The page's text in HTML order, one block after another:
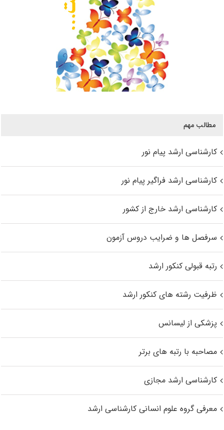
مطالب مهم
کارشناسی ارشد پیام نور
کارشناسی ارشد فراگیر پیام نور
کارشناسی ارشد خارج از کشور
سرفصل ها و ضرایب دروس آزمون
رتبه قبولی کنکور ارشد
ظرفیت رشته های کنکور ارشد
پزشکی از لیسانس
مصاحبه با رتبه های برتر
کارشناسی ارشد مجازی
معرفی گروه علوم انسانی کارشناسی ارشد